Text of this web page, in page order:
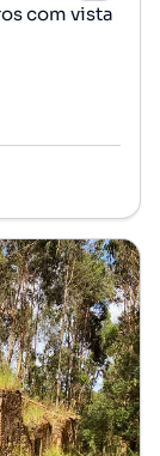
com vista